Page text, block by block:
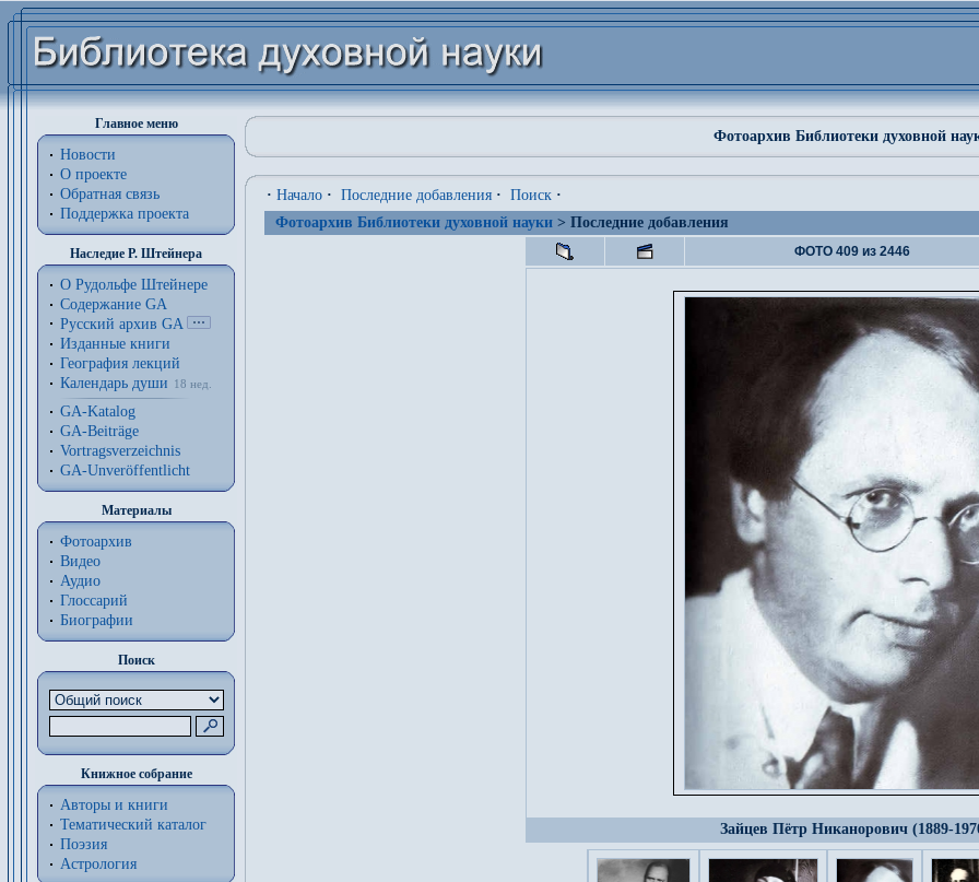
Главное меню
Новости
О проекте
Обратная связь
Поддержка проекта
Наследие Р. Штейнера
О Рудольфе Штейнере
Содержание GA
Русский архив GA
Изданные книги
География лекций
Календарь души
18 нед.
GA-Katalog
GA-Beiträge
Vortragsverzeichnis
GA-Unveröffentlicht
Материалы
Фотоархив
Видео
Аудио
Глоссарий
Биографии
Поиск
Книжное собрание
Авторы и книги
Тематический каталог
Поэзия
Астрология
Фотоархив Библиотеки духовной
· Начало · Последние добавления · Поиск ·
Фотоархив Библиотеки духовной науки > Последние добавления
ФОТО 409 из 2446
Зайцев Пётр Никанорович (1889-